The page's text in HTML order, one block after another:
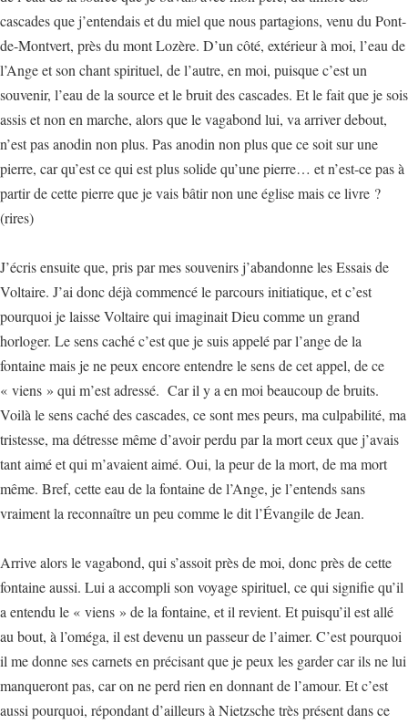
cascades que j’entendais et du miel que nous partagions, venu du Pont-
de-Montvert, près du mont Lozère. D’un côté, extérieur à moi, l’eau de
l’Ange et son chant spirituel, de l’autre, en moi, puisque c’est un
souvenir, l’eau de la source et le bruit des cascades. Et le fait que je sois
assis et non en marche, alors que le vagabond lui, va arriver debout,
n’est pas anodin non plus. Pas anodin non plus que ce soit sur une
pierre, car qu’est ce qui est plus solide qu’une pierre… et n’est-ce pas à
partir de cette pierre que je vais bâtir non une église mais ce livre ?
(rires)
J’écris ensuite que, pris par mes souvenirs j’abandonne les Essais de
Voltaire. J’ai donc déjà commencé le parcours initiatique, et c’est
pourquoi je laisse Voltaire qui imaginait Dieu comme un grand
horloger. Le sens caché c’est que je suis appelé par l’ange de la
fontaine mais je ne peux encore entendre le sens de cet appel, de ce
« viens » qui m’est adressé. Car il y a en moi beaucoup de bruits.
Voilà le sens caché des cascades, ce sont mes peurs, ma culpabilité, ma
tristesse, ma détresse même d’avoir perdu par la mort ceux que j’avais
tant aimé et qui m’avaient aimé. Oui, la peur de la mort, de ma mort
même. Bref, cette eau de la fontaine de l’Ange, je l’entends sans
vraiment la reconnaître un peu comme le dit l’Évangile de Jean.
Arrive alors le vagabond, qui s’assoit près de moi, donc près de cette
fontaine aussi. Lui a accompli son voyage spirituel, ce qui signifie qu’il
a entendu le « viens » de la fontaine, et il revient. Et puisqu’il est allé
au bout, à l’oméga, il est devenu un passeur de l’aimer. C’est pourquoi
il me donne ses carnets en précisant que je peux les garder car ils ne lui
manqueront pas, car on ne perd rien en donnant de l’amour. Et c’est
aussi pourquoi, répondant d’ailleurs à Nietzsche très présent dans ce